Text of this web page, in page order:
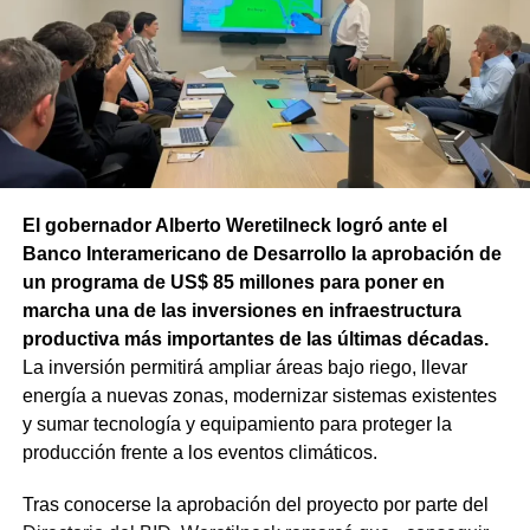
151 donde se aplicarán 5.000 toneladas de mezcla
asfáltica en caliente, una obra destinada a recuperar los
sectores más deteriorados y mejorar las condiciones de
transitabilidad.
El gobernador Alberto Weretilneck logró ante el
Banco Interamericano de Desarrollo la aprobación de
un programa de US$ 85 millones para poner en
marcha una de las inversiones en infraestructura
productiva más importantes de las últimas décadas.
La inversión permitirá ampliar áreas bajo riego, llevar
energía a nuevas zonas, modernizar sistemas existentes
y sumar tecnología y equipamiento para proteger la
producción frente a los eventos climáticos.
Tras conocerse la aprobación del proyecto por parte del